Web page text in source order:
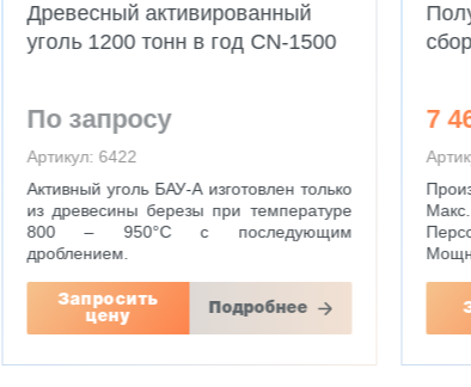
Древесный активированный
уголь 1200 тонн в год CN-1500
По запросу
Артикул: 6422
Активный уголь БАУ-А изготовлен только
из древесины березы при температуре
800 – 950°С с последующим
дроблением.
Запросить
цену
Подробнее
7